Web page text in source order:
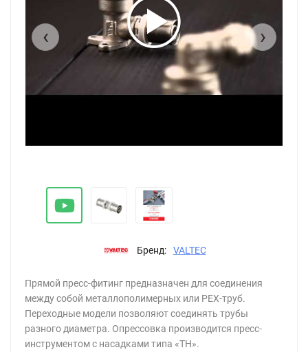
‹ ›
Бренд: VALTEC
Прямой пресс-фитинг предназначен для соединения
между собой металлополимерных или РЕХ-труб.
Переходные модели позволяют соединять трубы
разного диаметра. Опрессовка производится пресс-
инструментом с насадками типа «ТН».